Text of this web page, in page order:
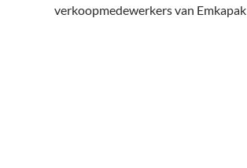
verkoopmedewerkers van